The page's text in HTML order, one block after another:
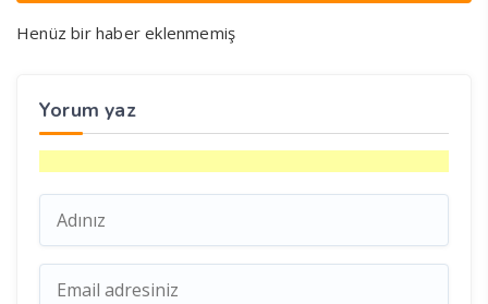
Henüz bir haber eklenmemiş
Yorum yaz